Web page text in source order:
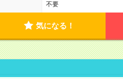
不要
気になる！